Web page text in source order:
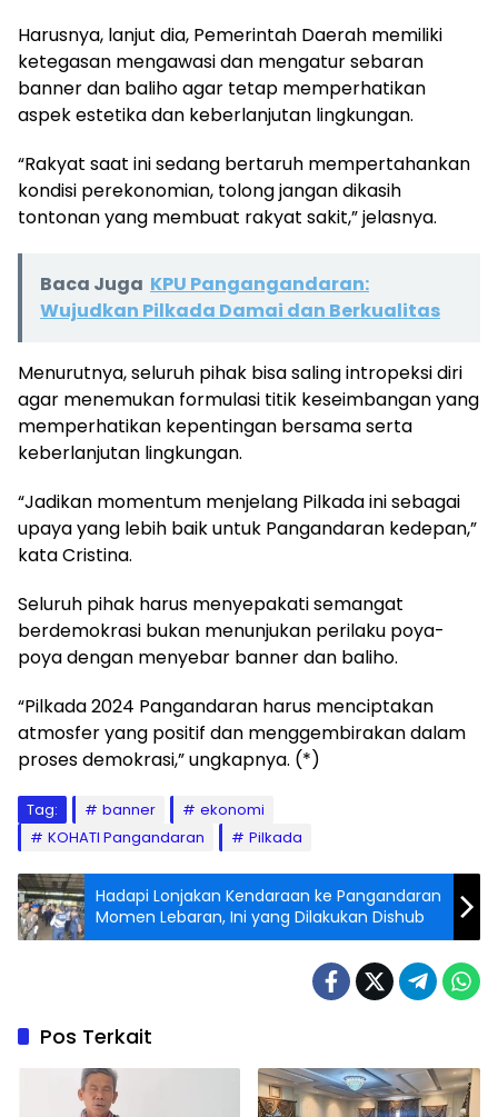
Harusnya, lanjut dia, Pemerintah Daerah memiliki
ketegasan mengawasi dan mengatur sebaran
banner dan baliho agar tetap memperhatikan
aspek estetika dan keberlanjutan lingkungan.
“Rakyat saat ini sedang bertaruh mempertahankan
kondisi perekonomian, tolong jangan dikasih
tontonan yang membuat rakyat sakit,” jelasnya.
Baca Juga KPU Pangangandaran:
Wujudkan Pilkada Damai dan Berkualitas
Menurutnya, seluruh pihak bisa saling intropeksi diri
agar menemukan formulasi titik keseimbangan yang
memperhatikan kepentingan bersama serta
keberlanjutan lingkungan.
“Jadikan momentum menjelang Pilkada ini sebagai
upaya yang lebih baik untuk Pangandaran kedepan,”
kata Cristina.
Seluruh pihak harus menyepakati semangat
berdemokrasi bukan menunjukan perilaku poya-
poya dengan menyebar banner dan baliho.
“Pilkada 2024 Pangandaran harus menciptakan
atmosfer yang positif dan menggembirakan dalam
proses demokrasi,” ungkapnya. (*)
Tag: banner
ekonomi
KOHATI Pangandaran
Pilkada
Hadapi Lonjakan Kendaraan ke Pangandaran
Momen Lebaran, Ini yang Dilakukan Dishub
Pos Terkait